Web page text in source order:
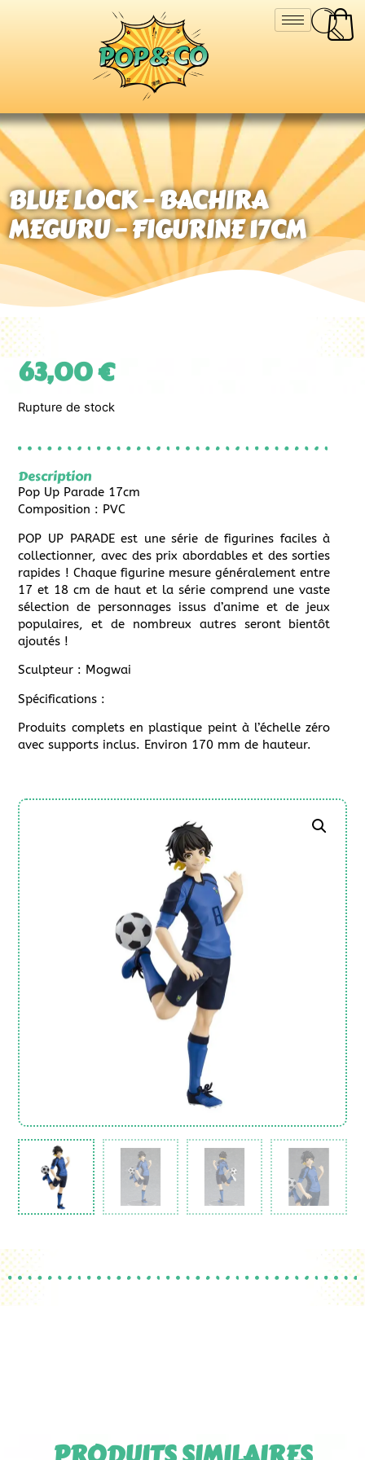
BLUE LOCK – BACHIRA
MEGURU – FIGURINE 17CM
63,00€
Rupture de stock
Description
Pop Up Parade 17cm
Composition : PVC
POP UP PARADE est une série de figurines faciles à
collectionner, avec des prix abordables et des sorties
rapides ! Chaque figurine mesure généralement entre
17 et 18 cm de haut et la série comprend une vaste
sélection de personnages issus d’anime et de jeux
populaires, et de nombreux autres seront bientôt
ajoutés !
Sculpteur : Mogwai
Spécifications :
Produits complets en plastique peint à l’échelle zéro
avec supports inclus. Environ 170 mm de hauteur.